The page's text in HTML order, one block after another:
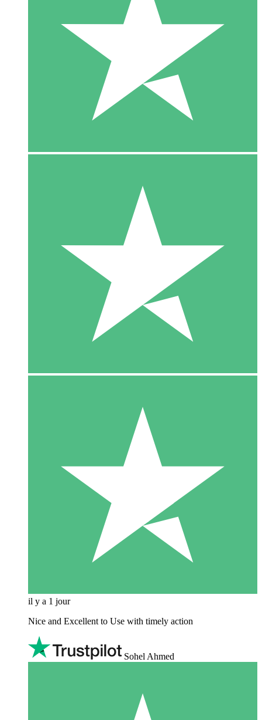
il y a 1 jour
Nice and Excellent to Use with timely action
Sohel Ahmed